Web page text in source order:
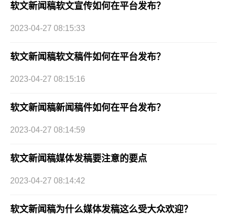
软文新闻稿软文宣传如何在平台发布？
2023-04-27 08:15:33
软文新闻稿软文稿件如何在平台发布？
2023-04-27 08:15:16
软文新闻稿新闻稿件如何在平台发布？
2023-04-27 08:14:59
软文新闻稿媒体发稿要注意的要点
2023-04-27 08:14:42
软文新闻稿为什么媒体发稿这么受大众欢迎？